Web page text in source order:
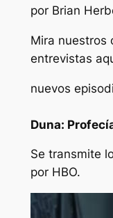
por Brian
Mira nuestros
entrevistas
nuevos
Duna:
Se transmite
por HBO.